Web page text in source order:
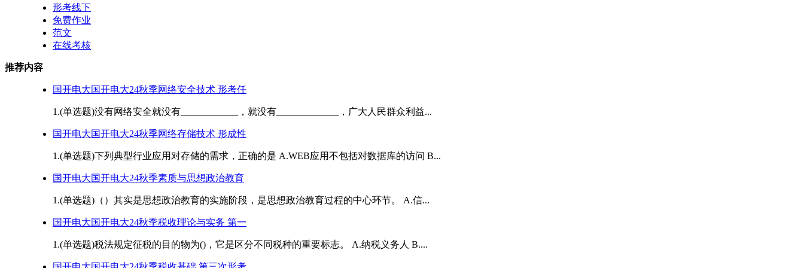
形考线下
免费作业
范文
在线考核
推荐内容
国开电大国开电大24秋季网络安全技术 形考任
1.(单选题)没有网络安全就没有____________，就没有_____________，广大人民群众利益...
国开电大国开电大24秋季网络存储技术 形成性
1.(单选题)下列典型行业应用对存储的需求，正确的是 A.WEB应用不包括对数据库的访问 B...
国开电大国开电大24秋季素质与思想政治教育
1.(单选题)（）其实是思想政治教育的实施阶段，是思想政治教育过程的中心环节。 A.信...
国开电大国开电大24秋季税收理论与实务 第一
1.(单选题)税法规定征税的目的物为()，它是区分不同税种的重要标志。 A.纳税义务人 B....